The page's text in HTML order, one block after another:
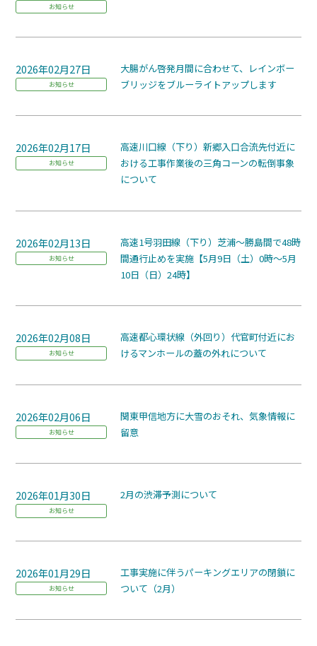
お知らせ
2026年02月27日
お知らせ
大腸がん啓発月間に合わせて、レインボー
ブリッジをブルーライトアップします
2026年02月17日
お知らせ
高速川口線（下り）新郷入口合流先付近に
おける工事作業後の三角コーンの転倒事象
について
2026年02月13日
お知らせ
高速1号羽田線（下り）芝浦～勝島間で48時
間通行止めを実施【5月9日（土）0時～5月
10日（日）24時】
2026年02月08日
お知らせ
高速都心環状線（外回り）代官町付近にお
けるマンホールの蓋の外れについて
2026年02月06日
お知らせ
関東甲信地方に大雪のおそれ、気象情報に
留意
2026年01月30日
お知らせ
2月の渋滞予測について
2026年01月29日
お知らせ
工事実施に伴うパーキングエリアの閉鎖に
ついて（2月）